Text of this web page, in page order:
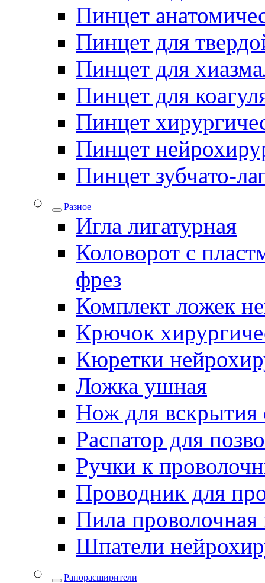
Пинцет
Пинцет для
Пинцет для
Пинцет для
Пинцет
Пинцет
Пинцет зубчато-
Разное
Игла лигатурная
Коловорот с
фрез
Комплект ложек
Крючок
Кюретки
Ложка ушная
Нож для вскрытия
Распатор для
Ручки к
Проводник для
Пила проволочная
Шпатели
Ранорасширители